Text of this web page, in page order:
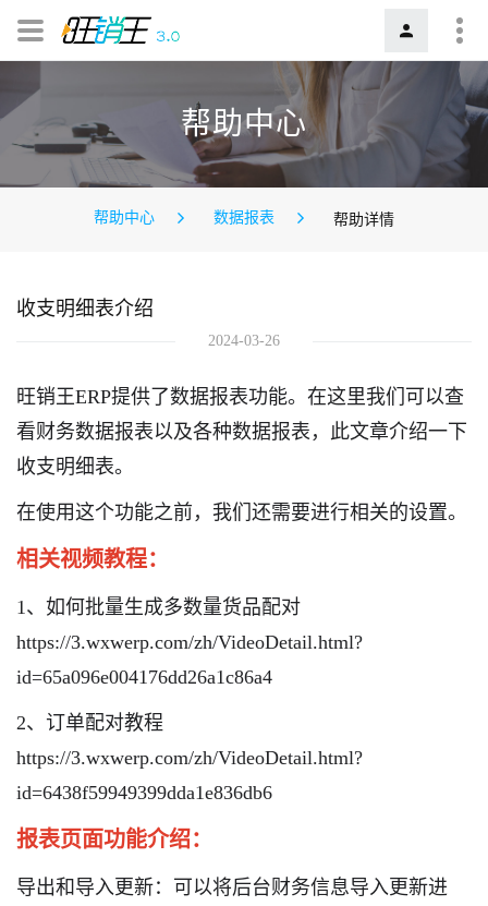
帮助中心
帮助中心 数据报表 帮助详情
收支明细表介绍
2024-03-26
旺销王ERP提供了数据报表功能。在这里我们可以查
看财务数据报表以及各种数据报表，此文章介绍一下
收支明细表。
在使用这个功能之前，我们还需要进行相关的设置。
相关视频教程：
1、如何批量生成多数量货品配对
https://3.wxwerp.com/zh/VideoDetail.html?
id=65a096e004176dd26a1c86a4
2、订单配对教程
https://3.wxwerp.com/zh/VideoDetail.html?
id=6438f59949399dda1e836db6
报表页面功能介绍：
导出和导入更新：可以将后台财务信息导入更新进